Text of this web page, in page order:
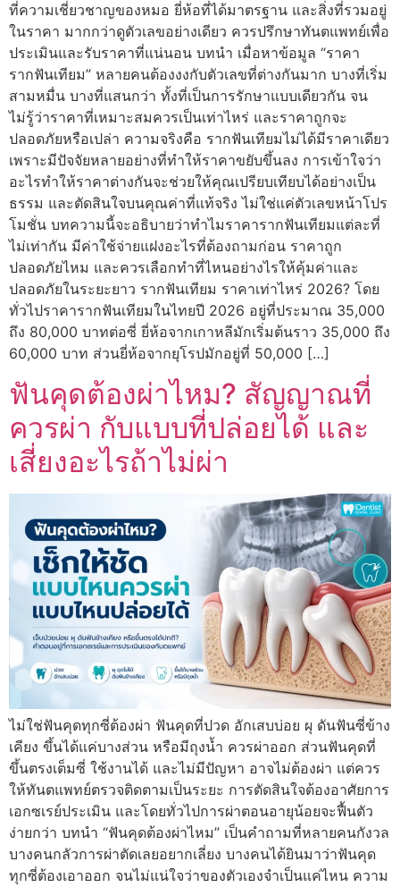
ที่ความเชี่ยวชาญของหมอ ยี่ห้อที่ได้มาตรฐาน และสิ่งที่รวมอยู่
ในราคา มากกว่าดูตัวเลขอย่างเดียว ควรปรึกษาทันตแพทย์เพื่อ
ประเมินและรับราคาที่แน่นอน บทนำ เมื่อหาข้อมูล “ราคา
รากฟันเทียม” หลายคนต้องงงกับตัวเลขที่ต่างกันมาก บางที่เริ่ม
สามหมื่น บางที่แสนกว่า ทั้งที่เป็นการรักษาแบบเดียวกัน จน
ไม่รู้ว่าราคาที่เหมาะสมควรเป็นเท่าไหร่ และราคาถูกจะ
ปลอดภัยหรือเปล่า ความจริงคือ รากฟันเทียมไม่ได้มีราคาเดียว
เพราะมีปัจจัยหลายอย่างที่ทำให้ราคาขยับขึ้นลง การเข้าใจว่า
อะไรทำให้ราคาต่างกันจะช่วยให้คุณเปรียบเทียบได้อย่างเป็น
ธรรม และตัดสินใจบนคุณค่าที่แท้จริง ไม่ใช่แค่ตัวเลขหน้าโปร
โมชั่น บทความนี้จะอธิบายว่าทำไมราคารากฟันเทียมแต่ละที่
ไม่เท่ากัน มีค่าใช้จ่ายแฝงอะไรที่ต้องถามก่อน ราคาถูก
ปลอดภัยไหม และควรเลือกทำที่ไหนอย่างไรให้คุ้มค่าและ
ปลอดภัยในระยะยาว รากฟันเทียม ราคาเท่าไหร่ 2026? โดย
ทั่วไปราคารากฟันเทียมในไทยปี 2026 อยู่ที่ประมาณ 35,000
ถึง 80,000 บาทต่อซี่ ยี่ห้อจากเกาหลีมักเริ่มต้นราว 35,000 ถึง
60,000 บาท ส่วนยี่ห้อจากยุโรปมักอยู่ที่ 50,000 […]
ฟันคุดต้องผ่าไหม? สัญญาณที่
ควรผ่า กับแบบที่ปล่อยได้ และ
เสี่ยงอะไรถ้าไม่ผ่า
ไม่ใช่ฟันคุดทุกซี่ต้องผ่า ฟันคุดที่ปวด อักเสบบ่อย ผุ ดันฟันซี่ข้าง
เคียง ขึ้นได้แค่บางส่วน หรือมีถุงน้ำ ควรผ่าออก ส่วนฟันคุดที่
ขึ้นตรงเต็มซี่ ใช้งานได้ และไม่มีปัญหา อาจไม่ต้องผ่า แต่ควร
ให้ทันตแพทย์ตรวจติดตามเป็นระยะ การตัดสินใจต้องอาศัยการ
เอกซเรย์ประเมิน และโดยทั่วไปการผ่าตอนอายุน้อยจะฟื้นตัว
ง่ายกว่า บทนำ “ฟันคุดต้องผ่าไหม” เป็นคำถามที่หลายคนกังวล
บางคนกลัวการผ่าตัดเลยอยากเลี่ยง บางคนได้ยินมาว่าฟันคุด
ทุกซี่ต้องเอาออก จนไม่แน่ใจว่าของตัวเองจำเป็นแค่ไหน ความ